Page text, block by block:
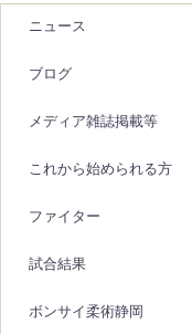
ニュース
ブログ
メディア雑誌掲載等
これから始められる方
ファイター
試合結果
ボンサイ柔術静岡